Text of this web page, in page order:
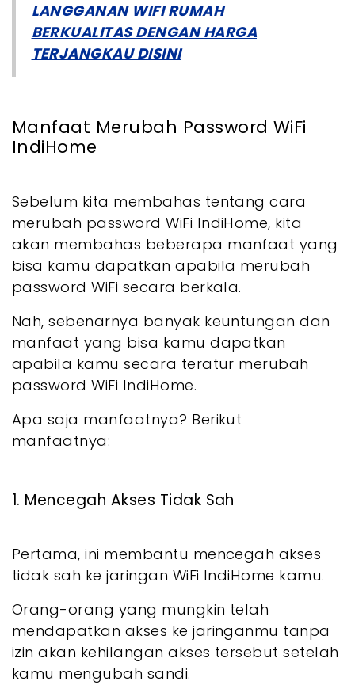
LANGGANAN WIFI RUMAH
BERKUALITAS DENGAN HARGA
TERJANGKAU DISINI
Manfaat Merubah Password WiFi
IndiHome
Sebelum kita membahas tentang cara
merubah password WiFi IndiHome, kita
akan membahas beberapa manfaat yang
bisa kamu dapatkan apabila merubah
password WiFi secara berkala.
Nah, sebenarnya banyak keuntungan dan
manfaat yang bisa kamu dapatkan
apabila kamu secara teratur merubah
password WiFi IndiHome.
Apa saja manfaatnya? Berikut
manfaatnya:
1. Mencegah Akses Tidak Sah
Pertama, ini membantu mencegah akses
tidak sah ke jaringan WiFi IndiHome kamu.
Orang-orang yang mungkin telah
mendapatkan akses ke jaringanmu tanpa
izin akan kehilangan akses tersebut setelah
kamu mengubah sandi.